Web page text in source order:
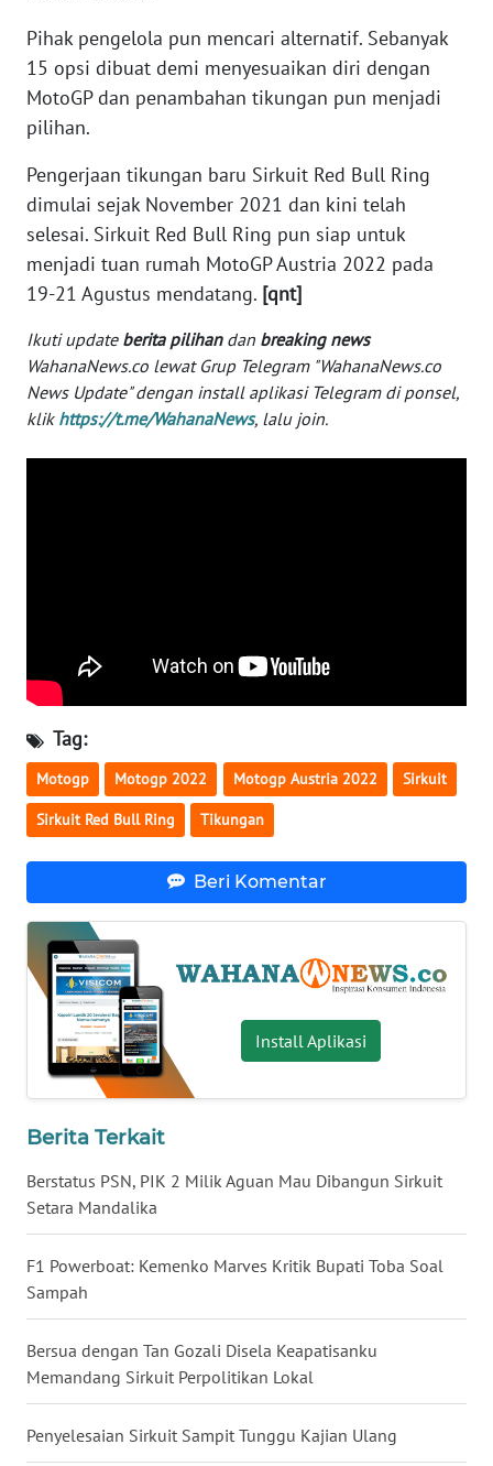
Pihak pengelola pun mencari alternatif. Sebanyak
15 opsi dibuat demi menyesuaikan diri dengan
MotoGP dan penambahan tikungan pun menjadi
pilihan.
Pengerjaan tikungan baru Sirkuit Red Bull Ring
dimulai sejak November 2021 dan kini telah
selesai. Sirkuit Red Bull Ring pun siap untuk
menjadi tuan rumah MotoGP Austria 2022 pada
19-21 Agustus mendatang. [qnt]
Ikuti update berita pilihandan breaking news
WahanaNews.co lewat Grup Telegram "WahanaNews.co
News Update" dengan install aplikasi Telegram di ponsel,
klik https://t.me/WahanaNews, lalu join.
Tag:
Motogp Motogp 2022 Motogp Austria 2022 Sirkuit
Sirkuit Red Bull Ring Tikungan
Beri Komentar
Install Aplikasi
Berita Terkait
Berstatus PSN, PIK 2 Milik Aguan Mau Dibangun Sirkuit
Setara Mandalika
F1 Powerboat: Kemenko Marves Kritik Bupati Toba Soal
Sampah
Bersua dengan Tan Gozali Disela Keapatisanku
Memandang Sirkuit Perpolitikan Lokal
Penyelesaian Sirkuit Sampit Tunggu Kajian Ulang
BANTEN
WN
NTT
KEPRI
WN
PAPUA
WN
PAPUA
BARAT
RIAU
WN
SULTRA
WN
NTB
WN
SULTENG
WN
SULBAR
WN
BABEL
WN
SUMSEL
BENGKULU
LAMPUNG
JATENG